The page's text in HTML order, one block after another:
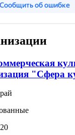
"Сфера